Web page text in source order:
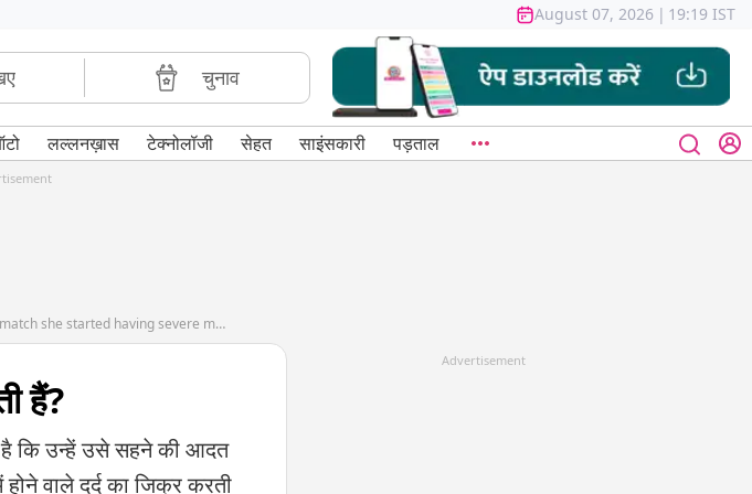
August 07, 2026 | 19:19 IST
चुनाव
लल्लनख़ास टेक्नोलॉजी सेहत साइंसकारी पड़ताल
Chinese player Zheng Qinwen reached the fourth round but in the middle of the match she started having severe menstrualcramps and she could not play properly
हैं?
कि उन्हें उसे सहने की आदत
वाले दर्द का जिक्र करती
Advertisement